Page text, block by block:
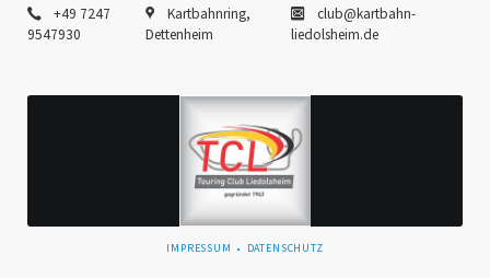
+49 7247
9547930
Kartbahnring,
Dettenheim
club@kartbahn-
liedolsheim.de
NAVIGATION
IMPRESSUM DATENSCHUTZ